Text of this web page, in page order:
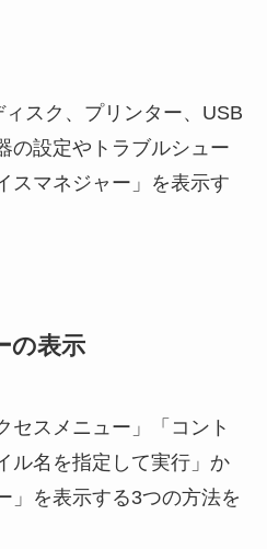
スク、プリンター、USB
の設定やトラブルシュー
スマネジャー」を表示す
の表示
セスメニュー」「コント
ル名を指定して実行」か
」を表示する3つの方法を